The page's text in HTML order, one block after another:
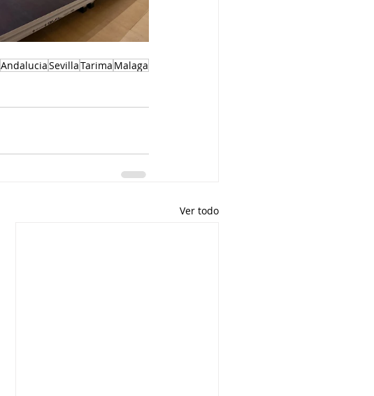
AndaluciaSevillaTarima Malaga
Ver todo